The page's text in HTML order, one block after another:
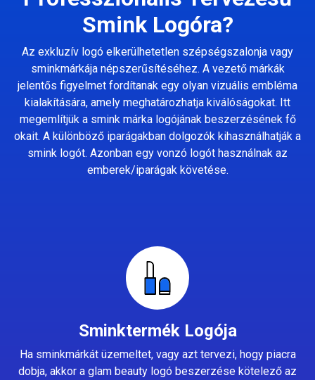
Smink Logóra?
Az exkluzív logó elkerülhetetlen szépségszalonja vagy
sminkmárkája népszerűsítéséhez. A vezető márkák
jelentős figyelmet fordítanak egy olyan vizuális embléma
kialakítására, amely meghatározhatja kiválóságokat. Itt
megemlítjük a smink márka logójának beszerzésének fő
okait. A különböző iparágakban dolgozók kihasználhatják a
smink logót. Azonban egy vonzó logót használnak az
emberek/iparágak követése.
Sminktermék Logója
Ha sminkmárkát üzemeltet, vagy azt tervezi, hogy piacra
dobja, akkor a glam beauty logó beszerzése kötelező az